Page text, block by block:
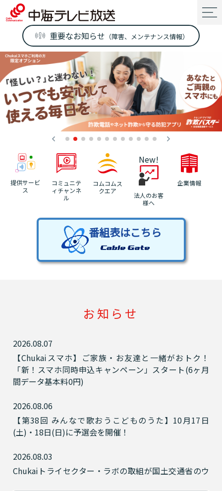
重要なお知らせ （障害、メンテナンス情報）
提供サービ
ス
コミュニテ
ィチャンネ
ル
コムコムス
クエア
New!
法人のお客
様へ
企業情報
番組表はこちら
お知らせ
2026.08.07
【Chukaiスマホ】ご家族・お友達と一緒がおトク！
「新！スマホ同時申込キャンペーン」スタート(6ヶ月
間データ基本料0円)
2026.08.06
【第38回 みんなで歌おうこどものうた】10月17日
(土)・18日(日)に予選会を開催！
2026.08.03
Chukaiトライセクター・ラボの取組が国土交通省のウ